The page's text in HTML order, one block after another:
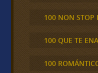
100 NON STOP
100 QUE TE
100